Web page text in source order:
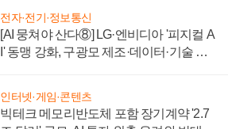
전자·전기·정보통신
[AI 뭉쳐야 산다⑧] LG·엔비디아 '피지컬 A
I' 동맹 강화, 구광모 제조·데이터·기술 결
인터넷·게임·콘텐츠
빅테크 메모리반도체 포함 장기계약 '2.7